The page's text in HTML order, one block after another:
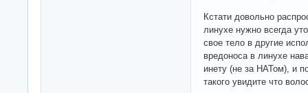
Кстати довольно
линухе нужно всегда
свое тело в другие
вредоноса в линухе
инету (не за НАТом), и
такого увидите что